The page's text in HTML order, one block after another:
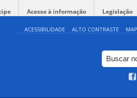
Acesso à informação Legislação
ACESSIBILIDADE ALTO CONTRASTE